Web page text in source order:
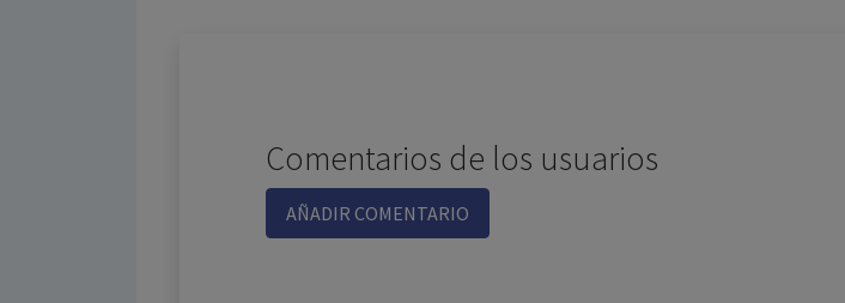
Comentarios de los usuarios
AÑADIR COMENTARIO